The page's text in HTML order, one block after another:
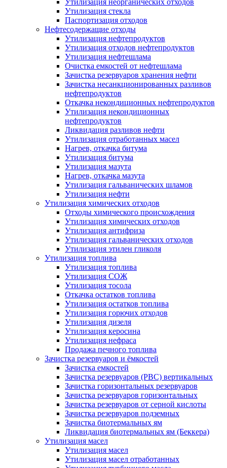
Утилизация стекла
Паспортизация отходов
Нефтесодержащие отходы
Утилизация нефтепродуктов
Утилизация отходов нефтепродуктов
Утилизация нефтешлама
Очистка емкостей от нефтешлама
Зачистка резервуаров хранения нефти
Зачистка несанкционированных разливов
нефтепродуктов
Откачка некондиционных нефтепродуктов
Утилизация некондиционных
нефтепродуктов
Ликвидация разливов нефти
Утилизация отработанных масел
Нагрев, откачка битума
Утилизация битума
Утилизация мазута
Нагрев, откачка мазута
Утилизация гальванических шламов
Утилизация нефти
Утилизация химических отходов
Отходы химического происхождения
Утилизация химических отходов
Утилизация антифриза
Утилизация гальванических отходов
Утилизация этилен гликоля
Утилизация топлива
Утилизация топлива
Утилизация СОЖ
Утилизация тосола
Откачка остатков топлива
Утилизация остатков топлива
Утилизация горючих отходов
Утилизация дизеля
Утилизация керосина
Утилизация нефраса
Продажа печного топлива
Зачистка резервуаров и ёмкостей
Зачистка емкостей
Зачистка резервуаров (РВС) вертикальных
Зачистка горизонтальных резервуаров
Зачистка резервуаров горизонтальных
Зачистка резервуаров от серной кислоты
Зачистка резервуаров подземных
Зачистка биотермальных ям
Ликвидация биотермальных ям (Беккера)
Утилизация масел
Утилизация масел
Утилизация масел отработанных